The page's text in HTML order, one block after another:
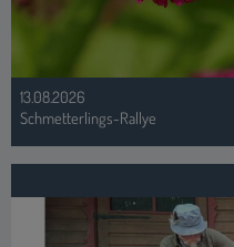
13.08.2026
Schmetterlings-Rallye